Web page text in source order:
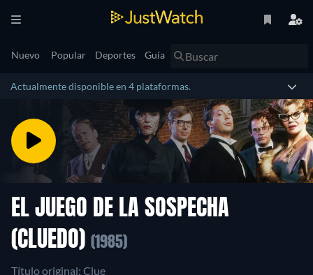
Nuevo Popular Deportes Guía
Actualmente disponible en 4 plataformas.
EL JUEGO DE LA SOSPECHA
(CLUEDO) (1985)
Título original: Clue